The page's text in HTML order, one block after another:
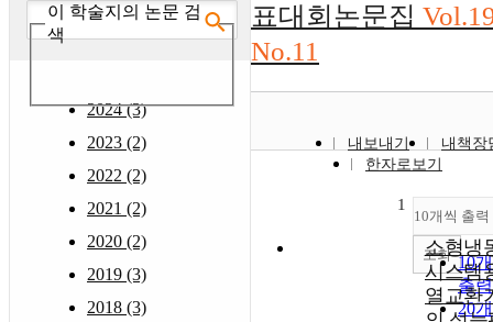
이 학술지의 논문 검
색
2024 (3)
2023 (2)
2022 (2)
2021 (2)
2020 (2)
2019 (3)
2018 (3)
표대회논문집
No.11
내보내기
내책장
한자로보기
10개씩 출력
10
출력
20
조회
1
소형냉
시스템
열교환